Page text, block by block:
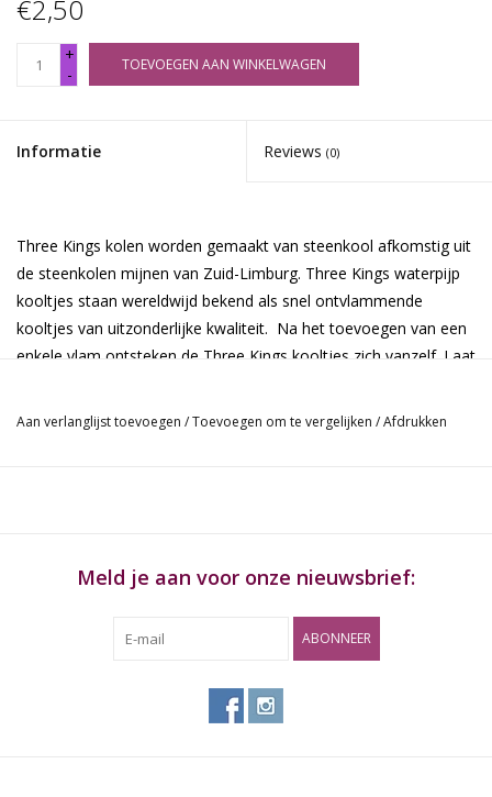
€2,50
+
-
TOEVOEGEN AAN WINKELWAGEN
Informatie Reviews (0)
Three Kings kolen worden gemaakt van steenkool afkomstig uit
de steenkolen mijnen van Zuid-Limburg. Three Kings waterpijp
kooltjes staan wereldwijd bekend als snel ontvlammende
kooltjes van uitzonderlijke kwaliteit. Na het toevoegen van een
enkele vlam ontsteken de Three Kings kooltjes zich vanzelf. Laat
witte aslaag bevatten.
Aan verlanglijst toevoegen /Toevoegen om te vergelijken /Afdrukken
Meld je aan voor onze nieuwsbrief:
ABONNEER